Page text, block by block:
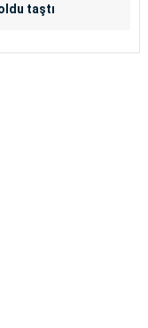
taştı